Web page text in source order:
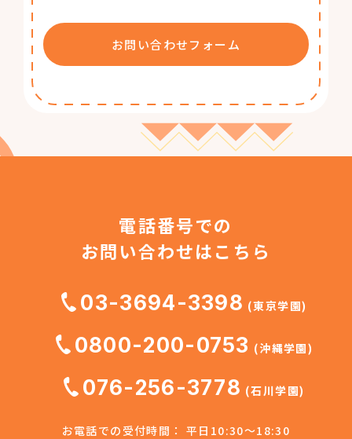
お問い合わせフォーム
電話番号での
お問い合わせはこちら
03-3694-3398 (東京学園)
0800-200-0753 (沖縄学園)
076-256-3778 (石川学園)
お電話での受付時間： 平日10:30～18:30